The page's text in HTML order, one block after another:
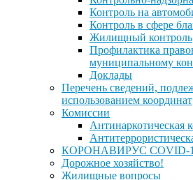
Контроль на
Контроль в сфере
Жилищный контроль
Профилактика
муниципальному
Доклады
Перечень сведений,
использованием координат
Комиссии
Антинаркотическая
КОРОНАВИРУС COVID-
Дорожное хозяйство!
Жилищные вопросы